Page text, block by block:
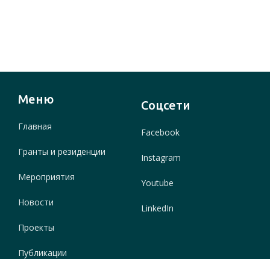
Меню
Главная
Гранты и резиденции
Мероприятия
Новости
Проекты
Публикации
Соцсети
Facebook
Instagram
Youtube
LinkedIn